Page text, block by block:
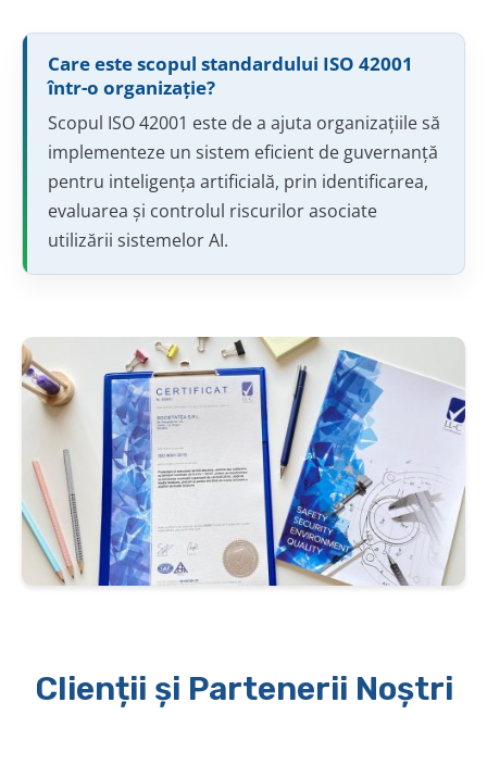
Care este scopul standardului ISO 42001
într-o organizație?
Scopul ISO 42001 este de a ajuta organizațiile să
implementeze un sistem eficient de guvernanță
pentru inteligența artificială, prin identificarea,
evaluarea și controlul riscurilor asociate
utilizării sistemelor AI.
Clienții și Partenerii Noștri